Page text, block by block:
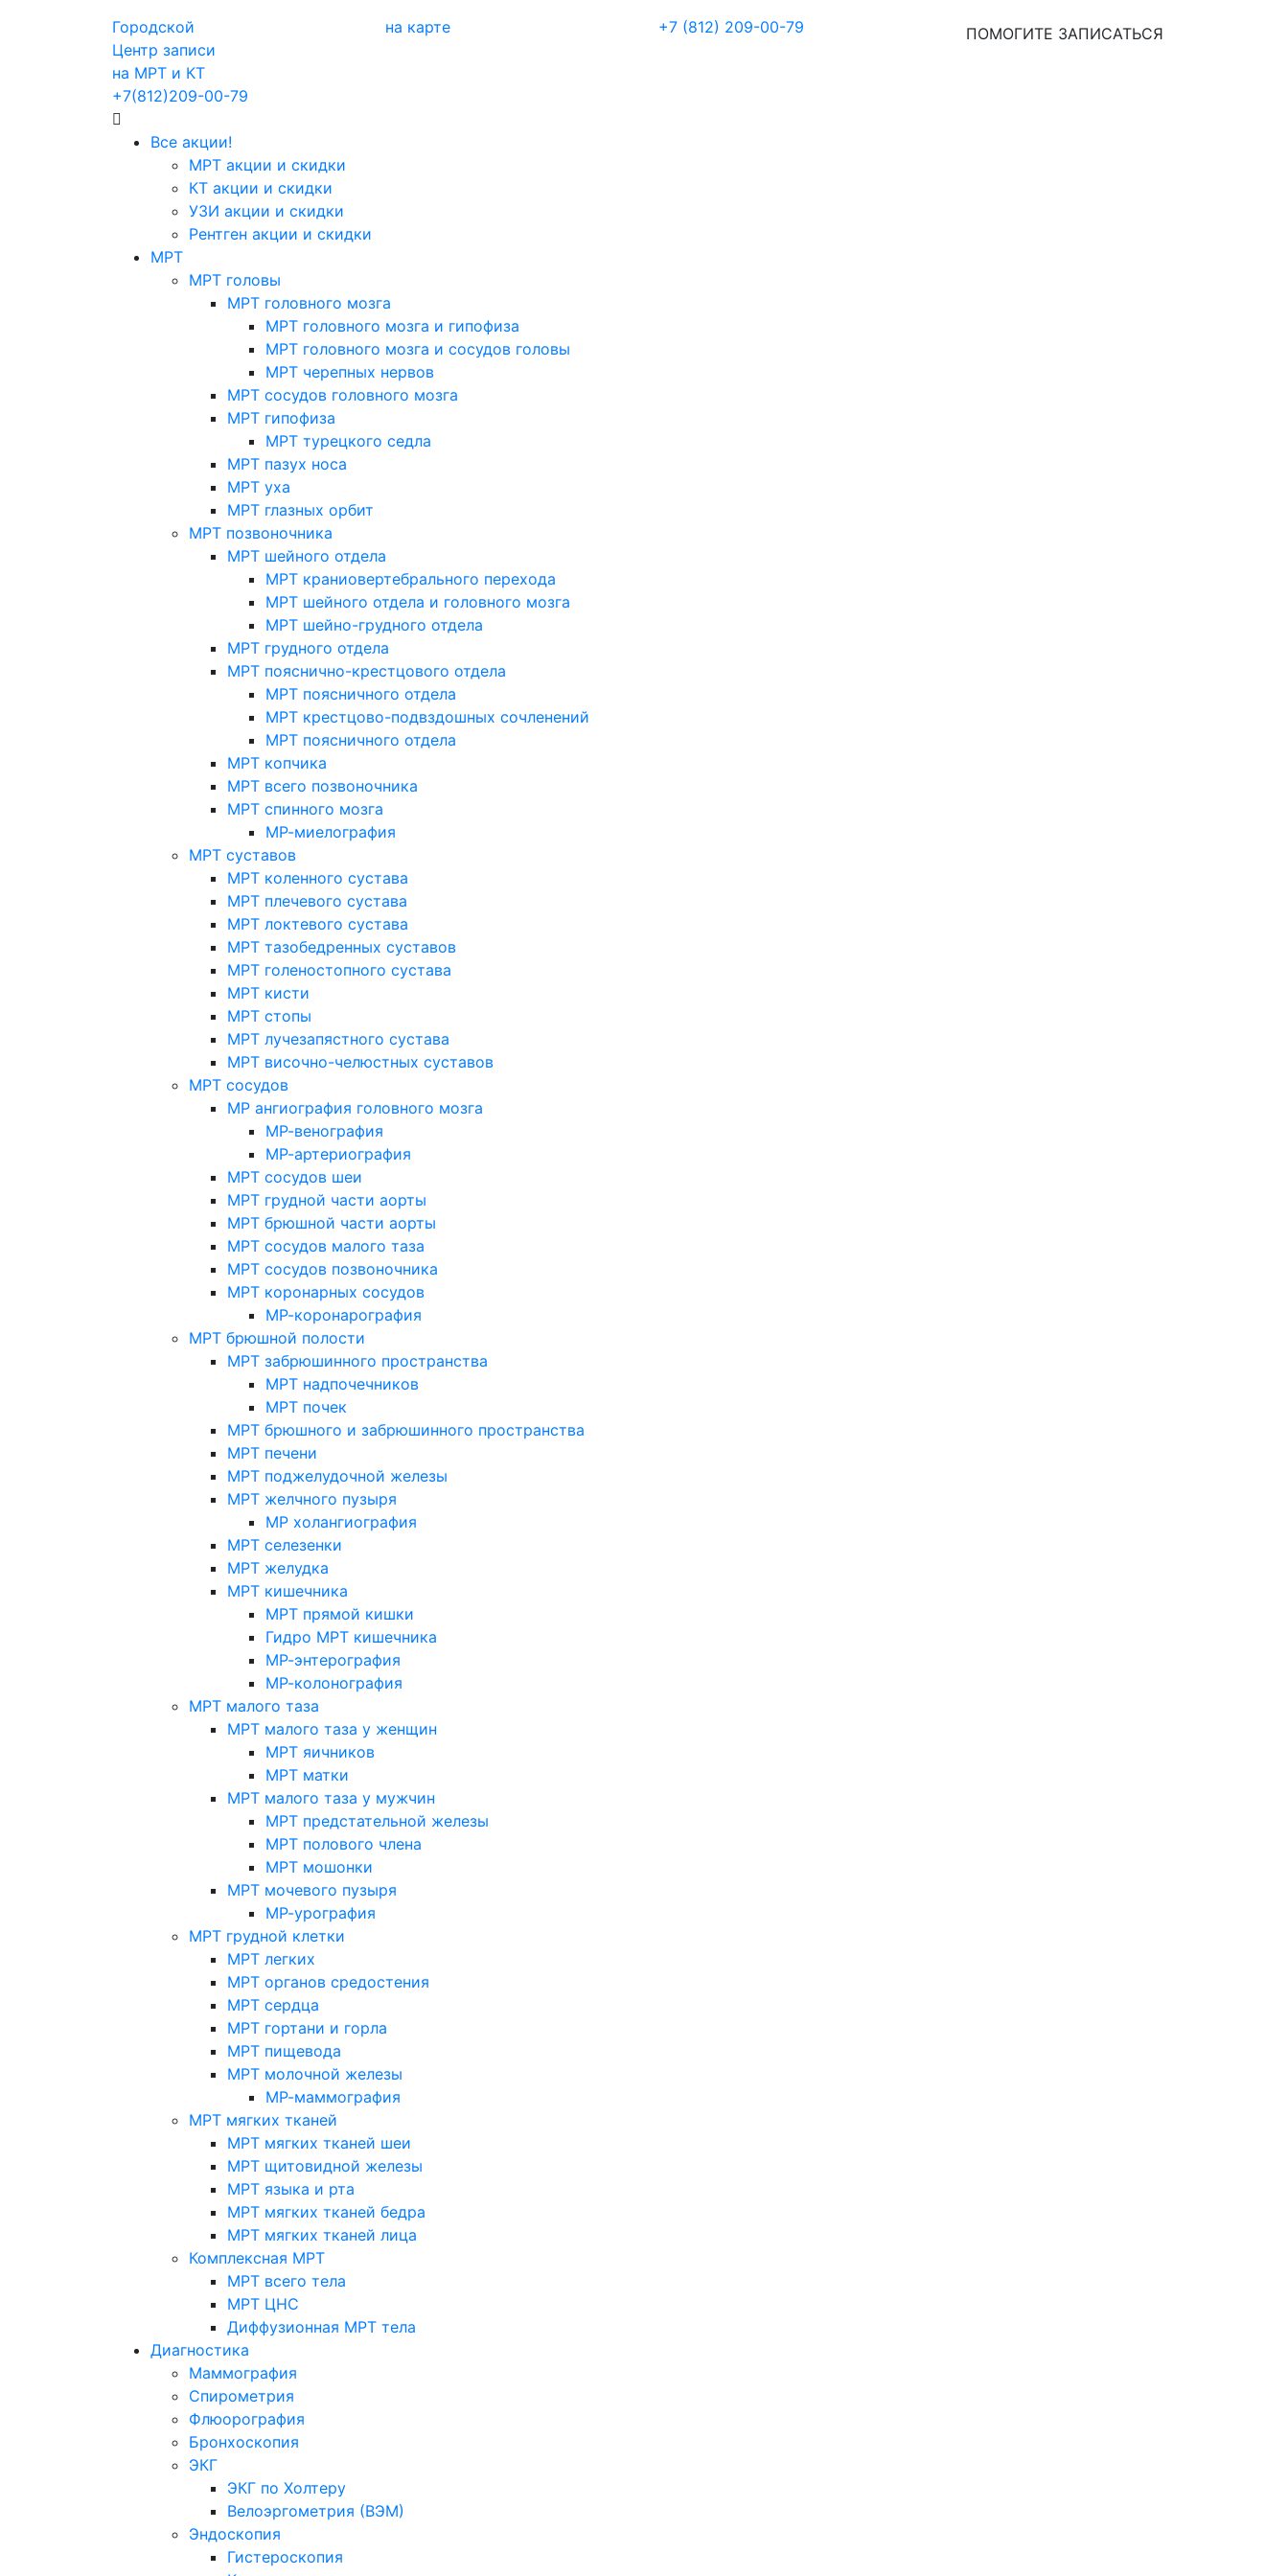
Городской
Центр записи
на МРТ и КТ
+7(812)209-00-79
на карте +7 (812) 209-00-79 ПОМОГИТЕ ЗАПИСАТЬСЯ
Все акции!
МРТ акции и скидки
КТ акции и скидки
УЗИ акции и скидки
Рентген акции и скидки
МРТ
МРТ головы
МРТ головного мозга
МРТ головного мозга и гипофиза
МРТ головного мозга и сосудов головы
МРТ черепных нервов
МРТ сосудов головного мозга
МРТ гипофиза
МРТ турецкого седла
МРТ пазух носа
МРТ уха
МРТ глазных орбит
МРТ позвоночника
МРТ шейного отдела
МРТ краниовертебрального перехода
МРТ шейного отдела и головного мозга
МРТ шейно-грудного отдела
МРТ грудного отдела
МРТ пояснично-крестцового отдела
МРТ поясничного отдела
МРТ крестцово-подвздошных сочленений
МРТ поясничного отдела
МРТ копчика
МРТ всего позвоночника
МРТ спинного мозга
МР-миелография
МРТ суставов
МРТ коленного сустава
МРТ плечевого сустава
МРТ локтевого сустава
МРТ тазобедренных суставов
МРТ голеностопного сустава
МРТ кисти
МРТ стопы
МРТ лучезапястного сустава
МРТ височно-челюстных суставов
МРТ сосудов
МР ангиография головного мозга
МР-венография
МР-артериография
МРТ сосудов шеи
МРТ грудной части аорты
МРТ брюшной части аорты
МРТ сосудов малого таза
МРТ сосудов позвоночника
МРТ коронарных сосудов
МР-коронарография
МРТ брюшной полости
МРТ забрюшинного пространства
МРТ надпочечников
МРТ почек
МРТ брюшного и забрюшинного пространства
МРТ печени
МРТ поджелудочной железы
МРТ желчного пузыря
МР холангиография
МРТ селезенки
МРТ желудка
МРТ кишечника
МРТ прямой кишки
Гидро МРТ кишечника
МР-энтерография
МР-колонография
МРТ малого таза
МРТ малого таза у женщин
МРТ яичников
МРТ матки
МРТ малого таза у мужчин
МРТ предстательной железы
МРТ полового члена
МРТ мошонки
МРТ мочевого пузыря
МР-урография
МРТ грудной клетки
МРТ легких
МРТ органов средостения
МРТ сердца
МРТ гортани и горла
МРТ пищевода
МРТ молочной железы
МР-маммография
МРТ мягких тканей
МРТ мягких тканей шеи
МРТ щитовидной железы
МРТ языка и рта
МРТ мягких тканей бедра
МРТ мягких тканей лица
Комплексная МРТ
МРТ всего тела
МРТ ЦНС
Диффузионная МРТ тела
Диагностика
Маммография
Спирометрия
Флюорография
Бронхоскопия
ЭКГ
ЭКГ по Холтеру
Велоэргометрия (ВЭМ)
Эндоскопия
Гистероскопия